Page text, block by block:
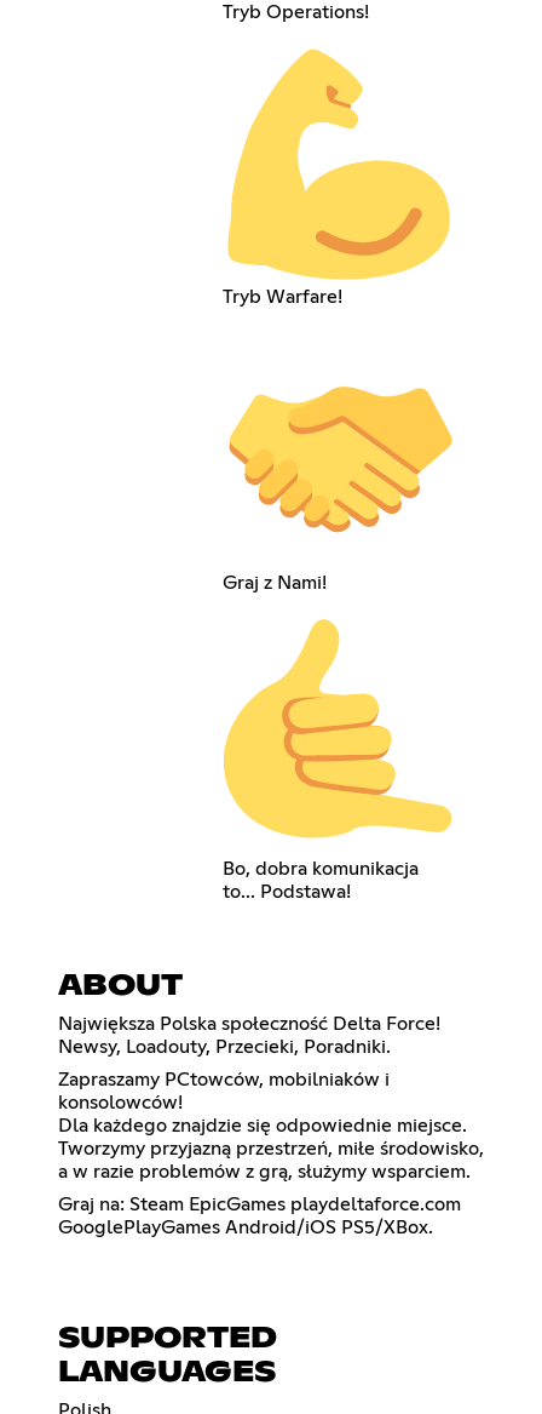
Tryb Operations!
Tryb Warfare!
Graj z Nami!
Bo, dobra komunikacja
to... Podstawa!
ABOUT
Największa Polska społeczność Delta Force!
Newsy, Loadouty, Przecieki, Poradniki.
Zapraszamy PCtowców, mobilniaków i
konsolowców!
Dla każdego znajdzie się odpowiednie miejsce.
Tworzymy przyjazną przestrzeń, miłe środowisko,
a w razie problemów z grą, służymy wsparciem.
Graj na: Steam EpicGames playdeltaforce.com
GooglePlayGames Android/iOS PS5/XBox.
SUPPORTED
LANGUAGES
Polish